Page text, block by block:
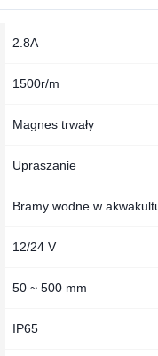
2.8A
1500r/m
Magnes trwały
Upraszanie
Bramy wodne w
12/24 V
50 ~ 500 mm
IP65